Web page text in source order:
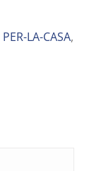
PER-LA-CASA,